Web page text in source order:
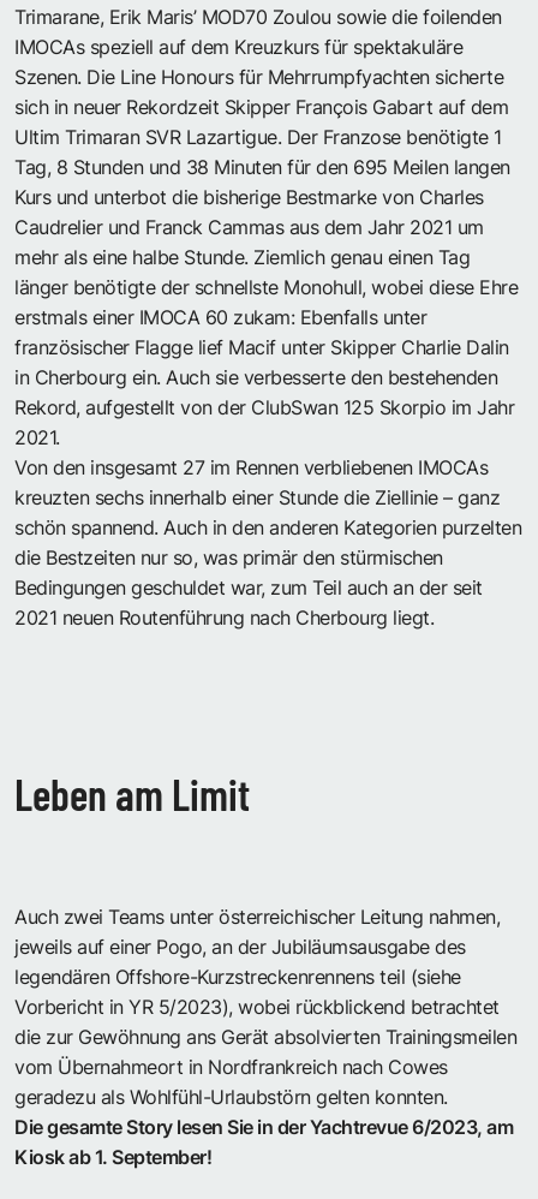
Trimarane, Erik Maris’ MOD70 Zoulou sowie die foilenden
IMOCAs speziell auf dem Kreuzkurs für spektakuläre
Szenen. Die Line Honours für Mehrrumpfyachten sicherte
sich in neuer Rekordzeit Skipper François Gabart auf dem
Ultim Trimaran SVR Lazartigue. Der Franzose benötigte 1
Tag, 8 Stunden und 38 Minuten für den 695 Meilen langen
Kurs und unterbot die bisherige Bestmarke von Charles
Caudrelier und Franck Cammas aus dem Jahr 2021 um
mehr als eine halbe Stunde. Ziemlich genau einen Tag
länger benötigte der schnellste Monohull, wobei diese Ehre
erstmals einer IMOCA 60 zukam: Ebenfalls unter
französischer Flagge lief Macif unter Skipper Charlie Dalin
in Cherbourg ein. Auch sie verbesserte den bestehenden
Rekord, aufgestellt von der ClubSwan 125 Skorpio im Jahr
2021.
Von den insgesamt 27 im Rennen verbliebenen IMOCAs
kreuzten sechs innerhalb einer Stunde die Ziellinie – ganz
schön spannend. Auch in den anderen Kategorien purzelten
die Bestzeiten nur so, was primär den stürmischen
Bedingungen geschuldet war, zum Teil auch an der seit
2021 neuen Routenführung nach Cherbourg liegt.
Leben am Limit
Auch zwei Teams unter österreichischer Leitung nahmen,
jeweils auf einer Pogo, an der Jubiläumsausgabe des
legendären Offshore-Kurzstreckenrennens teil (siehe
Vorbericht in YR 5/2023), wobei rückblickend betrachtet
die zur Gewöhnung ans Gerät absolvierten Trainingsmeilen
vom Übernahmeort in Nordfrankreich nach Cowes
geradezu als Wohlfühl-Urlaubstörn gelten konnten.
Die gesamte Story lesen Sie in der Yachtrevue 6/2023, am
Kiosk ab 1. September!